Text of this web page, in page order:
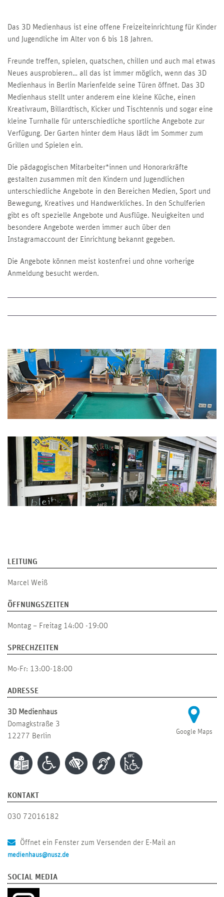
Das 3D Medienhaus ist eine offene Freizeiteinrichtung für Kinder
und Jugendliche im Alter von 6 bis 18 Jahren.
Freunde treffen, spielen, quatschen, chillen und auch mal etwas
Neues ausprobieren… all das ist immer möglich, wenn das 3D
Medienhaus in Berlin Marienfelde seine Türen öffnet. Das 3D
Medienhaus stellt unter anderem eine kleine Küche, einen
Kreativraum, Billardtisch, Kicker und Tischtennis und sogar eine
kleine Turnhalle für unterschiedliche sportliche Angebote zur
Verfügung. Der Garten hinter dem Haus lädt im Sommer zum
Grillen und Spielen ein.
Die pädagogischen Mitarbeiter*innen und Honorarkräfte
gestalten zusammen mit den Kindern und Jugendlichen
unterschiedliche Angebote in den Bereichen Medien, Sport und
Bewegung, Kreatives und Handwerkliches. In den Schulferien
gibt es oft spezielle Angebote und Ausflüge. Neuigkeiten und
besondere Angebote werden immer auch über den
Instagramaccount der Einrichtung bekannt gegeben.
Die Angebote können meist kostenfrei und ohne vorherige
Anmeldung besucht werden.
LEITUNG
Marcel Weiß
ÖFFNUNGSZEITEN
Montag – Freitag 14:00 -19:00
SPRECHZEITEN
Mo-Fr: 13:00-18:00
ADRESSE
Google Maps
3D Medienhaus
Domagkstraße 3
12277 Berlin
KONTAKT
030 72016182
Öffnet ein Fenster zum Versenden der E-Mail an
medienhaus@nusz.de
SOCIAL MEDIA